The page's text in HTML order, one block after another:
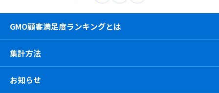
GMO顧客満足度ランキングとは
集計方法
お知らせ